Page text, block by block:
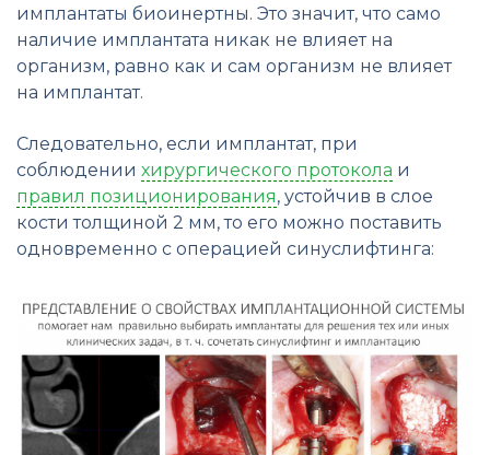
имплантаты биоинертны. Это значит, что само
наличие имплантата никак не влияет на
организм, равно как и сам организм не влияет
на имплантат.
Следовательно, если имплантат, при
соблюдении хирургического протокола и
правил позиционирования, устойчив в слое
кости толщиной 2 мм, то его можно поставить
одновременно с операцией синуслифтинга: